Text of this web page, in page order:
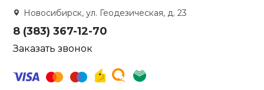
Новосибирск, ул. Геодезическая, д. 23
8 (383) 367-12-70
Заказать звонок